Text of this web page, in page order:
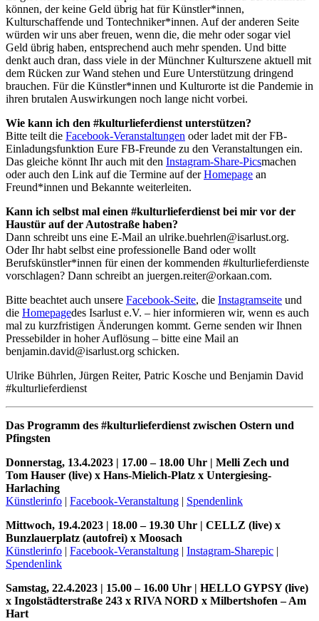
können, der keine Geld übrig hat für Künstler*innen,
Kulturschaffende und Tontechniker*innen. Auf der anderen Seite
würden wir uns aber freuen, wenn die, die mehr oder sogar viel
Geld übrig haben, entsprechend auch mehr spenden. Und bitte
denkt auch dran, dass viele in der Münchner Kulturszene aktuell mit
dem Rücken zur Wand stehen und Eure Unterstützung dringend
brauchen. Für die Künstler*innen und Kulturorte ist die Pandemie in
ihren brutalen Auswirkungen noch lange nicht vorbei.
Wie kann ich den #kulturlieferdienst unterstützen?
Bitte teilt die Facebook-Veranstaltungen oder ladet mit der FB-
Einladungsfunktion Eure FB-Freunde zu den Veranstaltungen ein.
Das gleiche könnt Ihr auch mit den Instagram-Share-Picsmachen
oder auch den Link auf die Termine auf derHomepage an
Freund*innen und Bekannte weiterleiten.
Kann ich selbst mal einen #kulturlieferdienst bei mir vor der
Haustür auf der Autostraße haben?
Dann schreibt uns eine E-Mail an ulrike.buehrlen@isarlust.org.
Oder Ihr habt selbst eine professionelle Band oder wollt
Berufskünstler*innen für einen der kommenden #kulturlieferdienste
vorschlagen? Dann schreibt an juergen.reiter@orkaan.com.
Bitte beachtet auch unsere Facebook-Seite, die Instagramseite und
die Homepagedes Isarlust e.V. – hier informieren wir, wenn es auch
mal zu kurzfristigen Änderungen kommt. Gerne senden wir Ihnen
Pressebilder in hoher Auflösung – bitte eine Mail an
benjamin.david@isarlust.org schicken.
Ulrike Bührlen, Jürgen Reiter, Patric Kosche und Benjamin David
#kulturlieferdienst
Das Programm des #kulturlieferdienst zwischen Ostern und
Pfingsten
Donnerstag, 13.4.2023 | 17.00 – 18.00 Uhr | Melli Zech und
Tom Hauser (live) x Hans-Mielich-Platz x Untergiesing-
Harlaching
Künstlerinfo | Facebook-Veranstaltung | Spendenlink
Mittwoch, 19.4.2023 | 18.00 – 19.30 Uhr | CELLZ (live) x
Bunzlauerplatz (autofrei) x Moosach
Künstlerinfo | Facebook-Veranstaltung | Instagram-Sharepic |
Spendenlink
Samstag, 22.4.2023 | 15.00 – 16.00 Uhr | HELLO GYPSY (live)
x Ingolstädterstraße 243 x RIVA NORD x Milbertshofen – Am
Hart